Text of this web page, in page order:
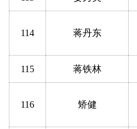
114 蒋丹东
115 蒋铁林
116 矫健